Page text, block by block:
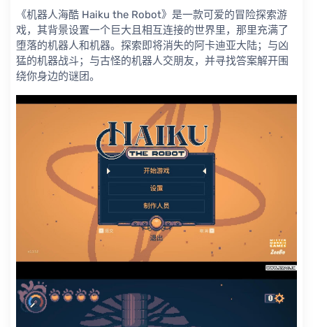
《机器人海酷 Haiku the Robot》是一款可爱的冒险探索游
戏，其背景设置一个巨大且相互连接的世界里，那里充满了
堕落的机器人和机器。探索即将消失的阿卡迪亚大陆；与凶
猛的机器战斗；与古怪的机器人交朋友，并寻找答案解开围
绕你身边的谜团。